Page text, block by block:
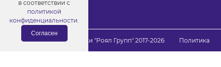
© Порошковые краски "Роял Групп" 2017-2026
Политика
конфиденциальности
в соответствии с
политикой
конфиденциальности.
Согласен